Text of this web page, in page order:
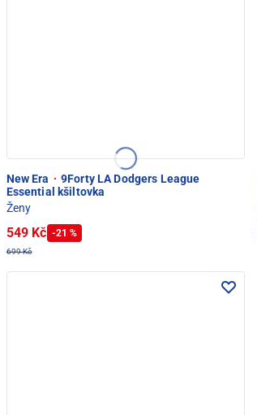
New Era · 9Forty LA Dodgers League
Essential kšiltovka
Ženy
549 Kč -21 %
699 Kč